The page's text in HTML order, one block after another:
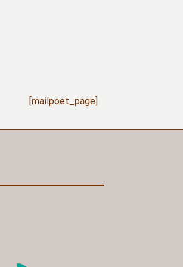
[mailpoet_page]